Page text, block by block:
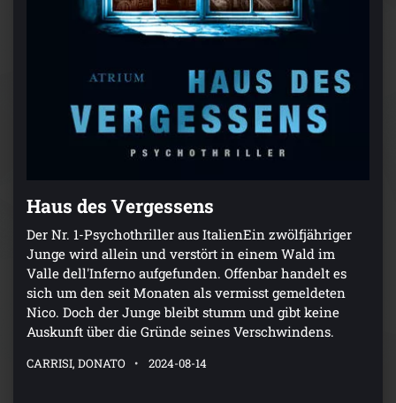
Haus des Vergessens
Der Nr. 1-Psychothriller aus ItalienEin zwölfjähriger
Junge wird allein und verstört in einem Wald im
Valle dell'Inferno aufgefunden. Offenbar handelt es
sich um den seit Monaten als vermisst gemeldeten
Nico. Doch der Junge bleibt stumm und gibt keine
Auskunft über die Gründe seines Verschwindens.
CARRISI, DONATO 2024-08-14